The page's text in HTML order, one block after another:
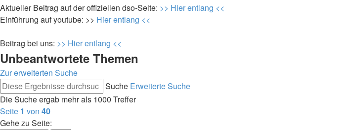
Aktueller Beitrag auf der offiziellen dso-Seite: >> Hier entlang <<
Einführung auf youtube: >> Hier entlang <<
Beitrag bei uns: >> Hier entlang <<
Unbeantwortete Themen
Zur erweiterten Suche
Suche Erweiterte Suche
Die Suche ergab mehr als 1000 Treffer
Seite 1 von 40
Gehe zu Seite: